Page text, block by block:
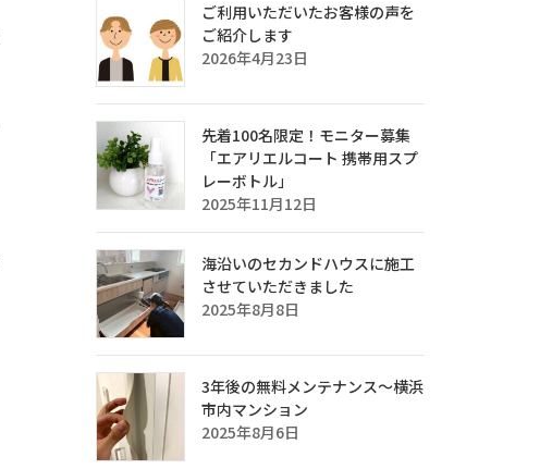
ご利用いただいたお客様の声を
ご紹介します
2026年4月23日
先着100名限定！モニター募集
「エアリエルコート 携帯用スプ
レーボトル」
2025年11月12日
海沿いのセカンドハウスに施工
させていただきました
2025年8月8日
3年後の無料メンテナンス～横浜
市内マンション
2025年8月6日